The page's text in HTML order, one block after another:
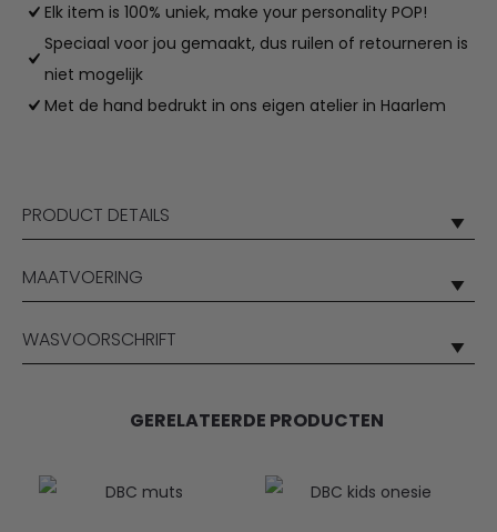
Elk item is 100% uniek, make your personality POP!
Speciaal voor jou gemaakt, dus ruilen of retourneren is
niet mogelijk
Met de hand bedrukt in ons eigen atelier in Haarlem
PRODUCT DETAILS
MAATVOERING
WASVOORSCHRIFT
GERELATEERDE PRODUCTEN